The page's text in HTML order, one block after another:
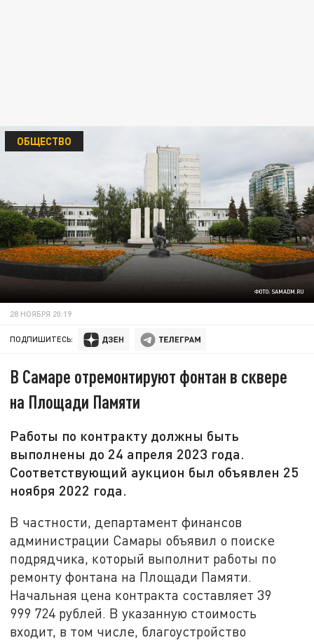
ФОТО: SAMADM.RU
ОБЩЕСТВО
28 НОЯБРЯ 20:19
ПОДПИШИТЕСЬ:
В Самаре отремонтируют фонтан в сквере
на Площади Памяти
Работы по контракту должны быть
выполнены до 24 апреля 2023 года.
Соответствующий аукцион был объявлен 25
ноября 2022 года.
В частности, департамент финансов
администрации Самары объявил о поиске
подрядчика, который выполнит работы по
ремонту фонтана на Площади Памяти.
Начальная цена контракта составляет 39
999 724 рублей. В указанную стоимость
входит, в том числе, благоустройство